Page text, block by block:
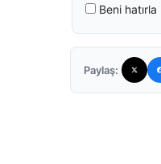
Beni hatırla
Paylaş: